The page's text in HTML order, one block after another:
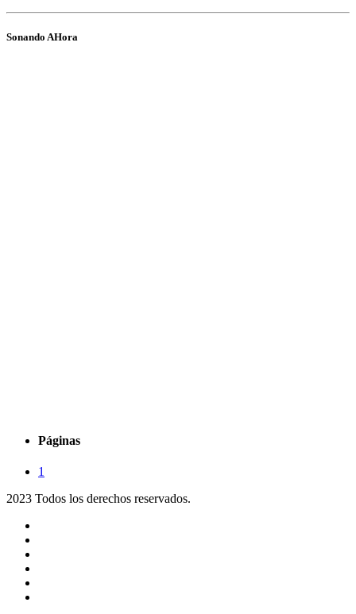
Sonando AHora
Páginas
1
2023 Todos los derechos reservados.